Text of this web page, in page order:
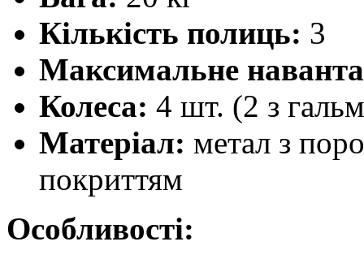
Кількість полиць: 3
Максимальне
Колеса: 4 шт. (2 з
Матеріал: метал з
покриттям
Особливості: